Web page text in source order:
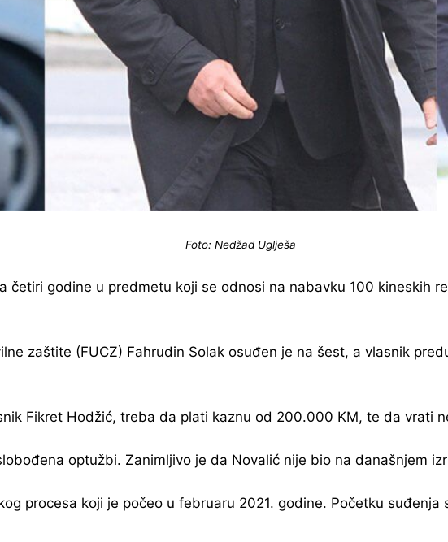
Foto: Nedžad Uglješa
četiri godine u predmetu koji se odnosi na nabavku 100 kineskih
zaštite (FUCZ) Fahrudin Solak osuđen je na šest, a vlasnik
Fikret Hodžić, treba da plati kaznu od 200.000 KM, te da vrati
optužbi. Zanimljivo je da Novalić nije bio na današnjem
procesa koji je počeo u februaru 2021. godine. Početku